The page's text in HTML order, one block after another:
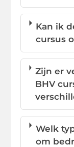
Kan ik
cursus
Zijn er
BHV
Welk
om